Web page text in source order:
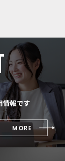
情報です
MORE